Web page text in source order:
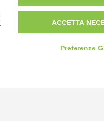
ACCETTA
Preferenze